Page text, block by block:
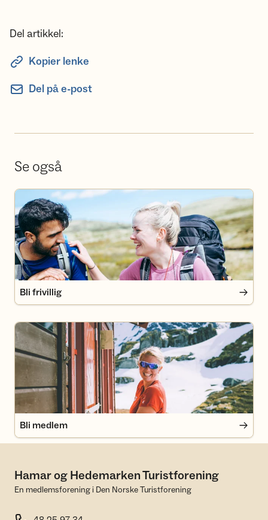
Del artikkel:
Kopier lenke
Del på e-post
Se også
Bli frivillig
Bli frivillig
Bli medlem
Bli medlem
Hamar og Hedemarken Turistforening
En medlemsforening i Den Norske Turistforening